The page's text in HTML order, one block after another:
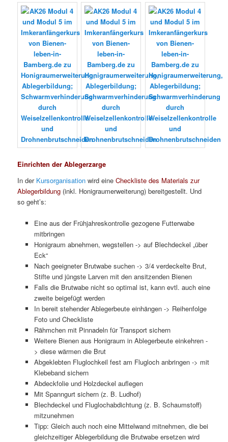
Einrichten der Ablegerzarge
In der Kursorganisation wird eineCheckliste des Materials zur
Ablegerbildung (inkl. Honigraumerweiterung) bereitgestellt. Und
so geht’s:
Eine aus der Frühjahreskontrolle gezogene Futterwabe
mitbringen
Honigraum abnehmen, wegstellen -> auf Blechdeckel „über
Eck“
Nach geeigneter Brutwabe suchen -> 3/4 verdeckelte Brut,
Stifte und jüngste Larven mit den ansitzenden Bienen
Falls die Brutwabe nicht so optimal ist, kann evtl. auch eine
zweite beigefügt werden
In bereit stehender Ablegerbeute einhängen -> Reihenfolge
Foto und Checkliste
Rähmchen mit Pinnadeln für Transport sichern
Weitere Bienen aus Honigraum in Ablegerbeute einkehren -
> diese wärmen die Brut
Abgeklebten Fluglochkeil fest am Flugloch anbringen -> mit
Klebeband sichern
Abdeckfolie und Holzdeckel auflegen
Mit Spanngurt sichern (z. B. Ludhof)
Blechdeckel und Fluglochabdichtung (z. B. Schaumstoff)
mitzunehmen
Tipp: Gleich auch noch eine Mittelwand mitnehmen, die bei
gleichzeitiger Ablegerbildung die Brutwabe ersetzen wird